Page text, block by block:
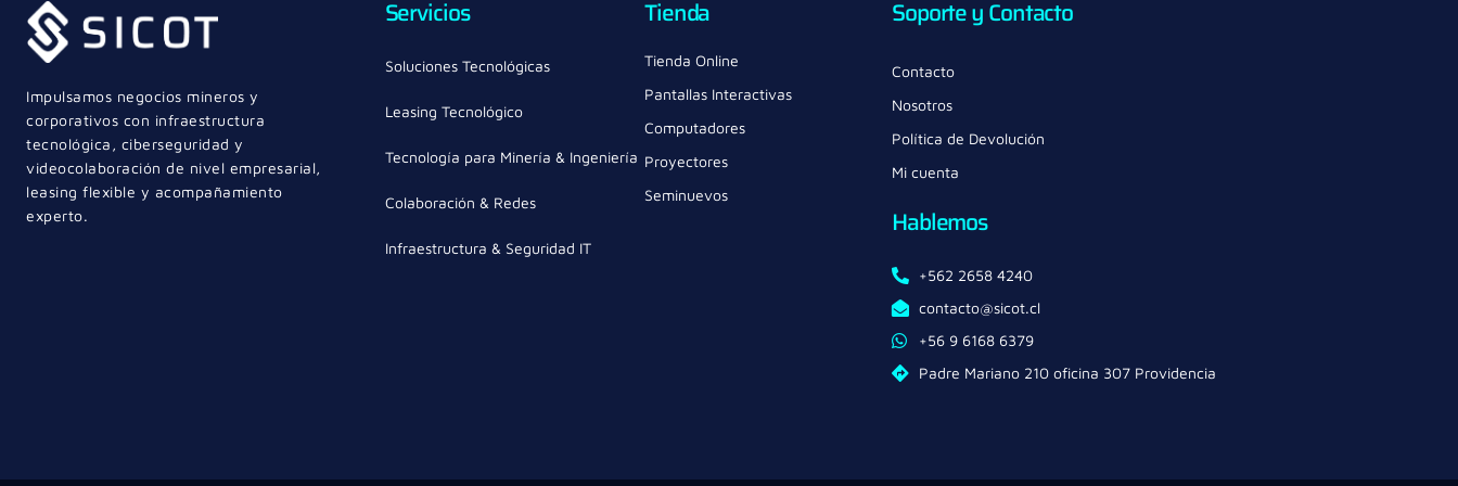
Impulsamos negocios mineros y
corporativos con infraestructura
tecnológica, ciberseguridad y
videocolaboración de nivel empresarial,
leasing flexible y acompañamiento
experto.
Servicios
Soluciones Tecnológicas
Leasing Tecnológico
Tecnología para Minería & Ingeniería
Colaboración & Redes
Infraestructura & Seguridad IT
Tienda
Tienda Online
Pantallas Interactivas
Computadores
Proyectores
Seminuevos
Soporte y Contacto
Contacto
Nosotros
Política de Devolución
Mi cuenta
Hablemos
+562 2658 4240
contacto@sicot.cl
+56 9 6168 6379
Padre Mariano 210 oficina 307 Providencia